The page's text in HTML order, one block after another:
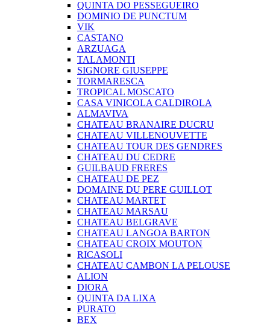
QUINTA DO PESSEGUEIRO
DOMINIO DE PUNCTUM
VIK
CASTANO
ARZUAGA
TALAMONTI
SIGNORE GIUSEPPE
TORMARESCA
TROPICAL MOSCATO
CASA VINICOLA CALDIROLA
ALMAVIVA
CHATEAU BRANAIRE DUCRU
CHATEAU VILLENOUVETTE
CHATEAU TOUR DES GENDRES
CHATEAU DU CEDRE
GUILBAUD FRERES
CHATEAU DE PEZ
DOMAINE DU PERE GUILLOT
CHATEAU MARTET
CHATEAU MARSAU
CHATEAU BELGRAVE
CHATEAU LANGOA BARTON
CHATEAU CROIX MOUTON
RICASOLI
CHATEAU CAMBON LA PELOUSE
ALION
DIORA
QUINTA DA LIXA
PURATO
BEX